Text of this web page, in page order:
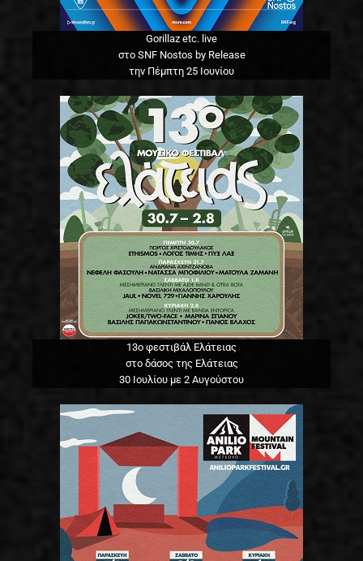
Gorillaz etc. live
στο SNF Nostos by Release
την Πέμπτη 25 Ιουνίου
13o φεστιβάλ Ελάτειας
στο δάσος της Ελάτειας
30 Ιουλίου με 2 Αυγούστου